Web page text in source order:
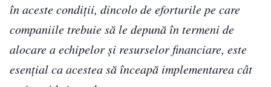
în aceste condiții, dincolo de eforturile pe care
companiile trebuie să le depună în termeni de
alocare a echipelor și resurselor financiare, este
esențial ca acestea să înceapă implementarea cât